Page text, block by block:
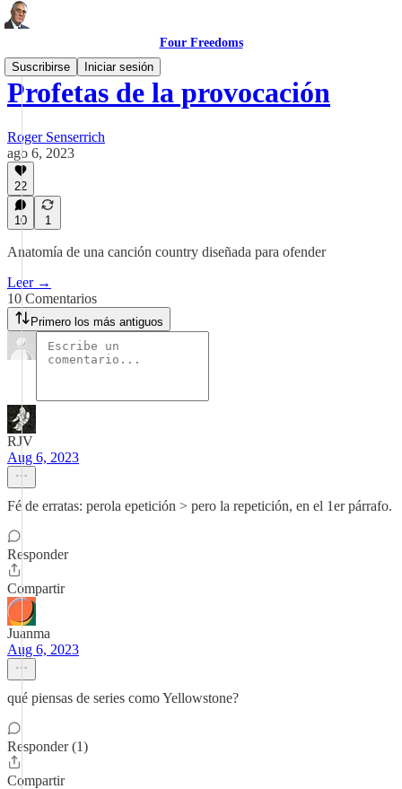
Four Freedoms
Suscribirse
Iniciar sesión
Profetas de la provocación
Roger Senserrich
ago 6, 2023
22
10 1
Anatomía de una canción country diseñada para ofender
Leer →
10 Comentarios
Primero los más antiguos
RJV
Aug 6, 2023
Fé de erratas: perola epetición > pero la repetición, en el 1er párrafo.
Responder
Compartir
Juanma
Aug 6, 2023
qué piensas de series como Yellowstone?
Responder (1)
Compartir